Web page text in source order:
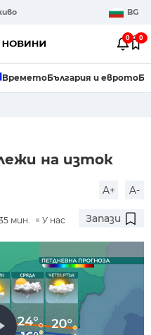
BG
0 0
ВреметоБългария и еврото
на изток
A+ A-
мин. У нас Запази